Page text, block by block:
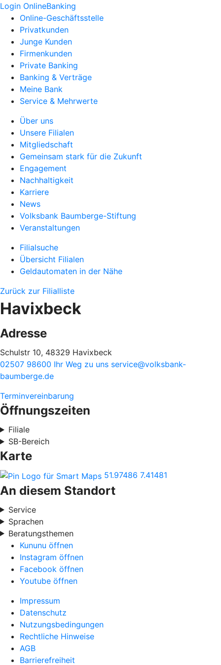
Login OnlineBanking
Online-Geschäftsstelle
Privatkunden
Junge Kunden
Firmenkunden
Private Banking
Banking & Verträge
Meine Bank
Service & Mehrwerte
Über uns
Unsere Filialen
Mitgliedschaft
Gemeinsam stark für die Zukunft
Engagement
Nachhaltigkeit
Karriere
News
Volksbank Baumberge-Stiftung
Veranstaltungen
Filialsuche
Übersicht Filialen
Geldautomaten in der Nähe
Zurück zur Filialliste
Havixbeck
Adresse
Schulstr 10, 48329 Havixbeck
02507 98600 Ihr Weg zu uns service@volksbank-
baumberge.de
Terminvereinbarung
Öffnungszeiten
Filiale
SB-Bereich
Karte
51.97486 7.41481
An diesem Standort
Service
Sprachen
Beratungsthemen
Kununu öffnen
Instagram öffnen
Facebook öffnen
Youtube öffnen
Impressum
Datenschutz
Nutzungsbedingungen
Rechtliche Hinweise
AGB
Barrierefreiheit